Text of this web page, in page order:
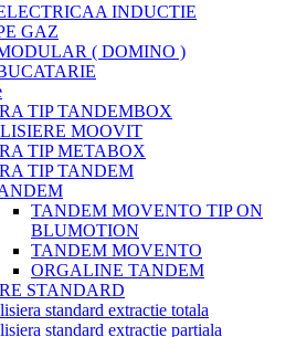
INDUCTIE
GAZ
( DOMINO )
TIP TANDEMBOX
MOOVIT
TIP METABOX
TIP TANDEM
TANDEM MOVENTO TIP ON
BLUMOTION
TANDEM MOVENTO
ORGALINE TANDEM
STANDARD
standard extractie totala
standard extractie partiala